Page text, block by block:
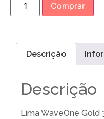
Comprar
Descrição
Descrição
Lima WaveOne Gold